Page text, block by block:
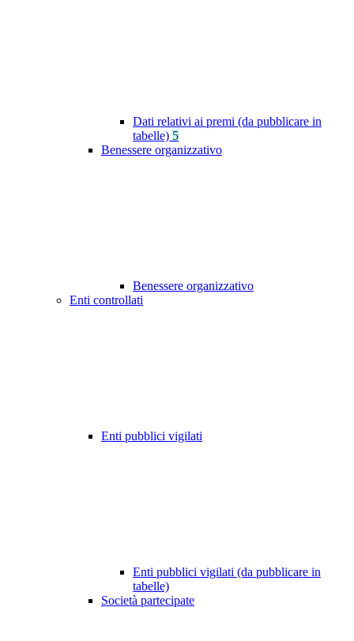
Dati relativi ai premi (da pubblicare in
tabelle) 5
Benessere organizzativo
Benessere organizzativo
Enti controllati
Enti pubblici vigilati
Enti pubblici vigilati (da pubblicare in
tabelle)
Società partecipate